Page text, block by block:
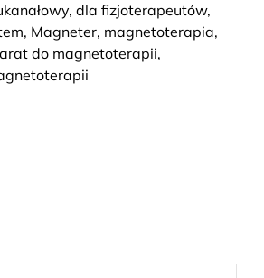
, dla fizjoterapeutów,
, Magneter, magnetoterapia,
do magnetoterapii,